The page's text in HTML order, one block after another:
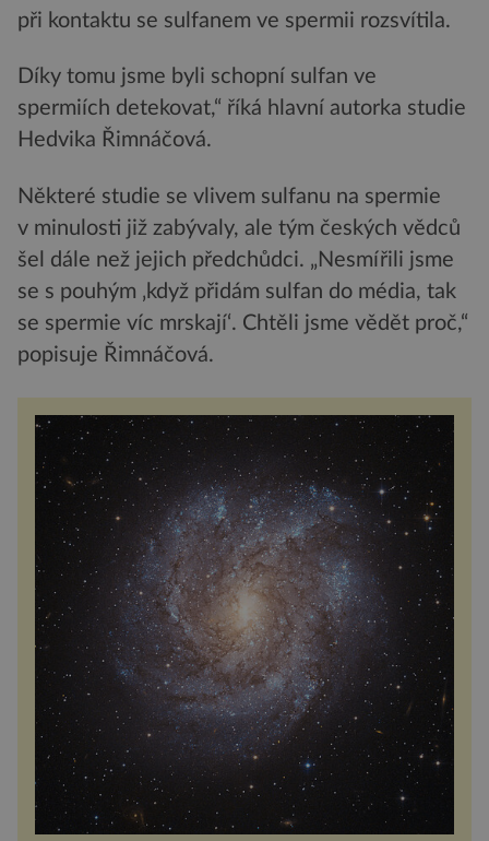
při kontaktu se sulfanem ve spermii rozsvítila.
Díky tomu jsme byli schopní sulfan ve
spermiích detekovat,“ říká hlavní autorka studie
Hedvika Řimnáčová.
Některé studie se vlivem sulfanu na spermie
v minulosti již zabývaly, ale tým českých vědců
šel dále než jejich předchůdci. „Nesmířili jsme
se s pouhým ‚když přidám sulfan do média, tak
se spermie víc mrskají‘. Chtěli jsme vědět proč,“
popisuje Řimnáčová.